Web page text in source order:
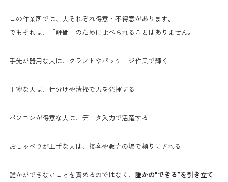
この作業所では、人それぞれ得意・不得意があります。
でもそれは、「評価」のために比べられることはありません。
手先が器用な人は、クラフトやパッケージ作業で輝く
丁寧な人は、仕分けや清掃で力を発揮する
パソコンが得意な人は、データ入力で活躍する
おしゃべりが上手な人は、接客や販売の場で頼りにされる
誰かができないことを責めるのではなく、 誰かの“できる”を引き立て